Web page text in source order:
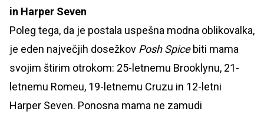
in Harper Seven
Poleg tega, da je postala uspešna modna oblikovalka,
je eden največjih dosežkov Posh Spice biti mama
svojim štirim otrokom: 25-letnemu Brooklynu, 21-
letnemu Romeu, 19-letnemu Cruzu in 12-letni
Harper Seven. Ponosna mama ne zamudi